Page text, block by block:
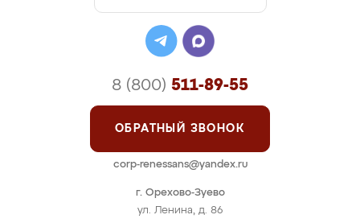
г. Орехово-Зуево
ул. Ленина, д. 86
8 (800) 511-89-55
ОБРАТНЫЙ ЗВОНОК
corp-renessans@yandex.ru